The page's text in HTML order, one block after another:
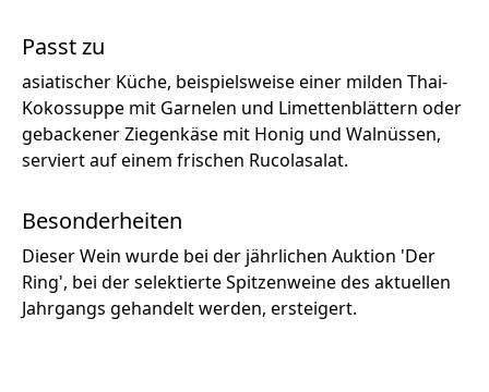
Passt zu
asiatischer Küche, beispielsweise einer milden Thai-
Kokossuppe mit Garnelen und Limettenblättern oder
gebackener Ziegenkäse mit Honig und Walnüssen,
serviert auf einem frischen Rucolasalat.
Besonderheiten
Dieser Wein wurde bei der jährlichen Auktion 'Der
Ring', bei der selektierte Spitzenweine des aktuellen
Jahrgangs gehandelt werden, ersteigert.